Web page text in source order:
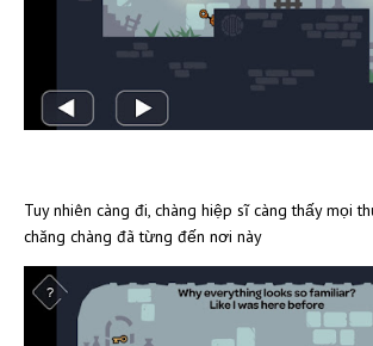
Tuy nhiên càng đi, chàng hiệp sĩ càng thấy mọi
chăng chàng đã từng đến nơi này